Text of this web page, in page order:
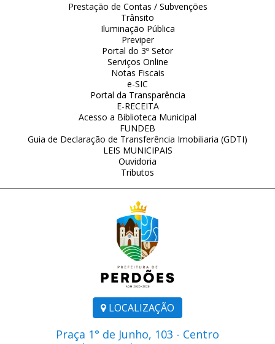
LOCALIZAÇÃO
Praça 1° de Junho, 103 - Centro
Prestação de Contas / Subvenções
Trânsito
Iluminação Pública
Previper
Portal do 3º Setor
Serviços Online
Notas Fiscais
e-SIC
Portal da Transparência
E-RECEITA
Acesso a Biblioteca Municipal
FUNDEB
Guia de Declaração de Transferência Imobiliaria (GDTI)
LEIS MUNICIPAIS
Ouvidoria
Tributos